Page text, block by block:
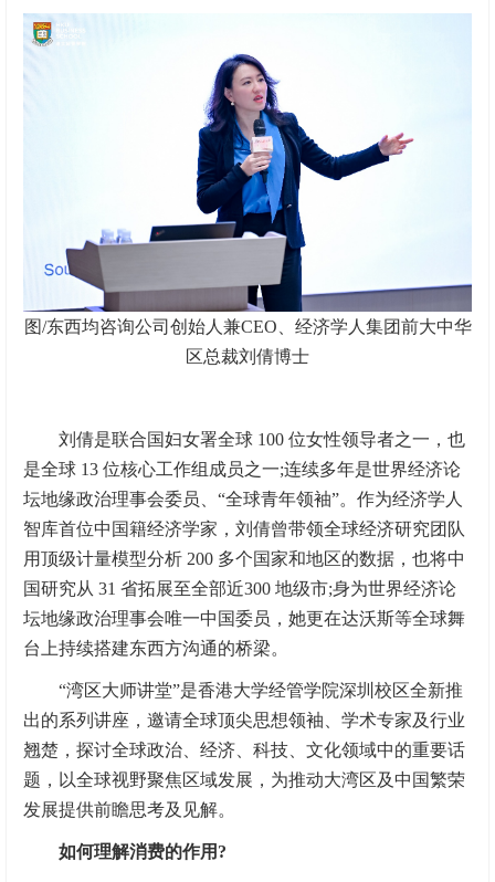
图/东西均咨询公司创始人兼CEO、经济学人集团前大中华
区总裁刘倩博士
刘倩是联合国妇女署全球 100 位女性领导者之一，也
是全球 13 位核心工作组成员之一;连续多年是世界经济论
坛地缘政治理事会委员、“全球青年领袖”。作为经济学人
智库首位中国籍经济学家，刘倩曾带领全球经济研究团队
用顶级计量模型分析 200 多个国家和地区的数据，也将中
国研究从 31 省拓展至全部近300 地级市;身为世界经济论
坛地缘政治理事会唯一中国委员，她更在达沃斯等全球舞
台上持续搭建东西方沟通的桥梁。
“湾区大师讲堂”是香港大学经管学院深圳校区全新推
出的系列讲座，邀请全球顶尖思想领袖、学术专家及行业
翘楚，探讨全球政治、经济、科技、文化领域中的重要话
题，以全球视野聚焦区域发展，为推动大湾区及中国繁荣
发展提供前瞻思考及见解。
如何理解消费的作用?